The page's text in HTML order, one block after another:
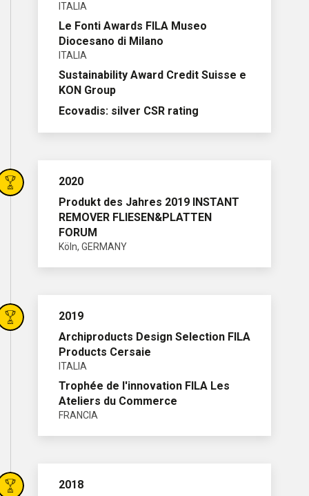
ITALIA
Le Fonti Awards FILA Museo
Diocesano di Milano
ITALIA
Sustainability Award Credit Suisse e
KON Group
Ecovadis: silver CSR rating
2020
Produkt des Jahres 2019 INSTANT
REMOVER FLIESEN&PLATTEN
FORUM
Köln, GERMANY
2019
Archiproducts Design Selection FILA
Products Cersaie
ITALIA
Trophée de l'innovation FILA Les
Ateliers du Commerce
FRANCIA
2018